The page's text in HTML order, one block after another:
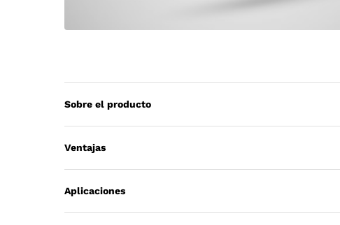
Sobre el producto
Ventajas
Aplicaciones